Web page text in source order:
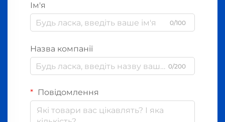
Ім'я
0/100
Назва компанії
0/200
Повідомлення